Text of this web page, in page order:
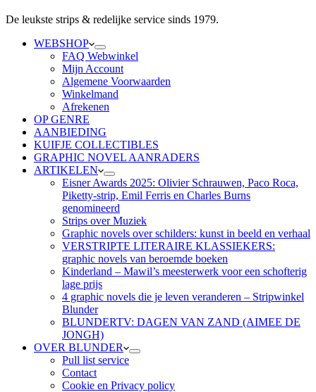
De leukste strips & redelijke service sinds 1979.
WEBSHOP
FAQ Webwinkel
Mijn Account
Algemene Voorwaarden
Winkelmand
Afrekenen
OP GENRE
AANBIEDING
KUIFJE COLLECTIBLES
GRAPHIC NOVEL AANRADERS
ARTIKELEN
Eisner Awards 2025: Olivier Schrauwen, Paco Roca,
Piketty-strip, Emil Ferris en Charles Burns
genomineerd
Strips over Muziek
Graphic novels over schilders: kunst in beeld en verhaal
VERSTRIPTE LITERAIRE KLASSIEKERS:
graphic novels van beroemde boeken
Kinderland – Mawil’s meesterwerk voor een schofterig
lage prijs
4 graphic novels die je leven veranderen – Stripwinkel
Blunder
BLUNDERTV: DAGEN VAN ZAND (AIMEE DE
JONGH)
OVER BLUNDER
Pull list service
Contact
Cookie en Privacy policy